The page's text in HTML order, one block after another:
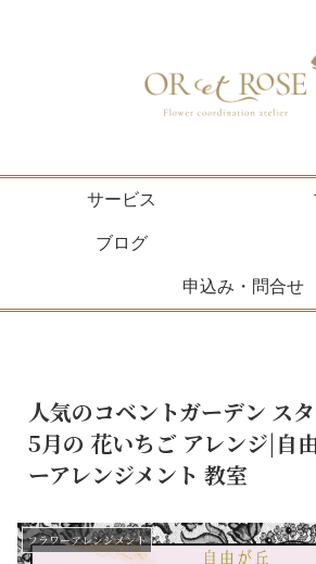
サービス
ブログ
申込み・問合せ
人気のコベントガーデン スタ
5月の 花いちご アレンジ|自
ーアレンジメント 教室
フラワーアレンジメント